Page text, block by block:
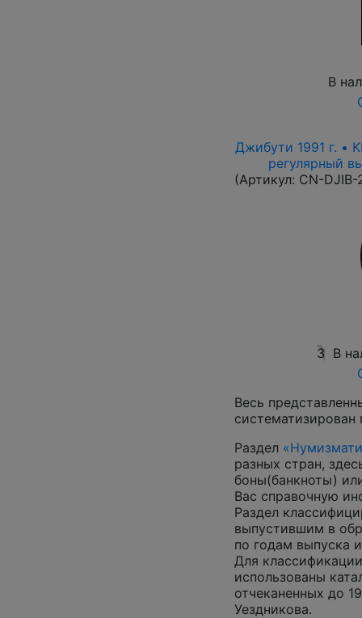
В
Джибути 1991 г. •
регулярный
(Артикул: CN-DJIB-
3 В
Весь
систематизирован
Раздел
разных стран,
боны(банкноты)
Вас справочную
Раздел
выпустившим в
по годам выпуска
Для
использованы
отчеканенных до
Уездникова.